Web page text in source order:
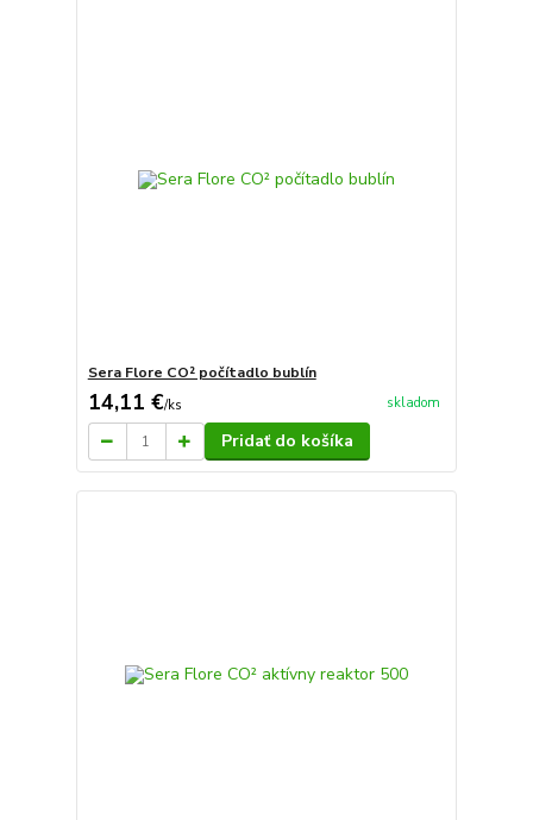
Sera Flore CO² počítadlo bublín
14,11 €/ks skladom
Pridať do košíka